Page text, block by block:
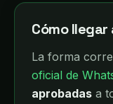
Cómo llegar
La forma
oficial de
aprobadas a